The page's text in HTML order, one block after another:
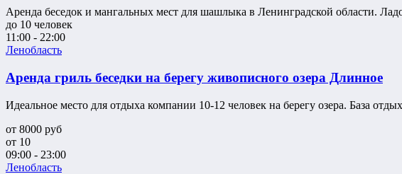
Аренда беседок и мангальных мест для шашлыка в Ленинградской области.
до 10 человек
11:00 - 22:00
Ленобласть
Аренда гриль беседки на берегу живописного озера Длинное
Идеальное место для отдыха компании 10-12 человек на берегу озера. База
от 8000 руб
от 10
09:00 - 23:00
Ленобласть